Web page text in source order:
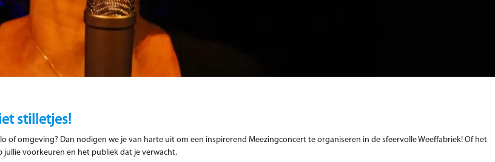
stilletjes!
of omgeving? Dan nodigen we je van harte uit om een inspirerend Meezingconcert te organiseren in de sfeervolle Weeffabriek! Of het
jullie voorkeuren en het publiek dat je verwacht.